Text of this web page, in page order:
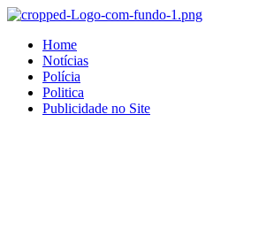
Home
Notícias
Polícia
Politica
Publicidade no Site